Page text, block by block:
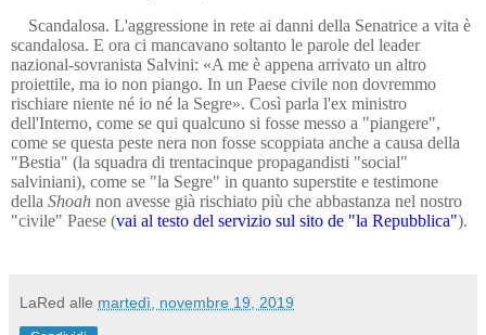
Scandalosa. L'aggressione in rete ai danni della Senatrice a vita è
scandalosa. E ora ci mancavano soltanto le parole del leader
nazional-sovranista Salvini: «A me è appena arrivato un altro
proiettile, ma io non piango. In un Paese civile non dovremmo
rischiare niente né io né la Segre». Così parla l'ex ministro
dell'Interno, come se qui qualcuno si fosse messo a "piangere",
come se questa peste nera non fosse scoppiata anche a causa della
"Bestia" (la squadra di trentacinque propagandisti "social"
salviniani), come se "la Segre" in quanto superstite e testimone
della Shoah non avesse già rischiato più che abbastanza nel nostro
"civile" Paese (vai al testo del servizio sul sito de "la Repubblica").
LaRed alle martedì, novembre 19, 2019